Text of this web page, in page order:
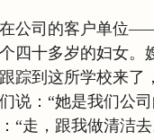
公司的客户单位
四十多岁的妇女。
踪到这所学校来了
说：“她是我们公
“走，跟我做清洁